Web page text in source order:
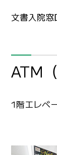
文書入院窓
ATM
1階エレベ